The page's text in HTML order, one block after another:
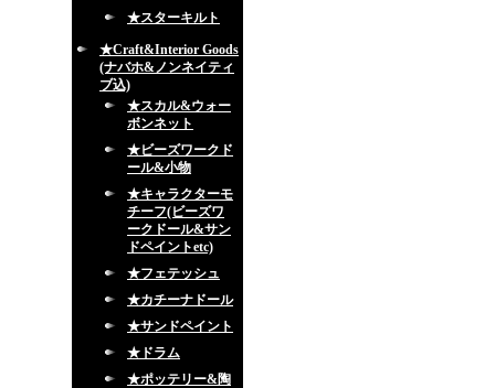
★スターキルト
★Craft&Interior Goods
(ナバホ&ノンネイティ
ブ込)
★スカル&ウォー
ボンネット
★ビーズワークド
ール&小物
★キャラクターモ
チーフ(ビーズワ
ークドール&サン
ドペイントetc)
★フェテッシュ
★カチーナドール
★サンドペイント
★ドラム
★ポッテリー&陶